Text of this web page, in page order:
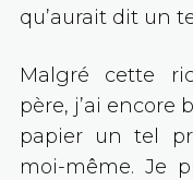
qu’aurait dit un
Malgré cette
père, j’ai encore
papier un tel
moi-même. Je